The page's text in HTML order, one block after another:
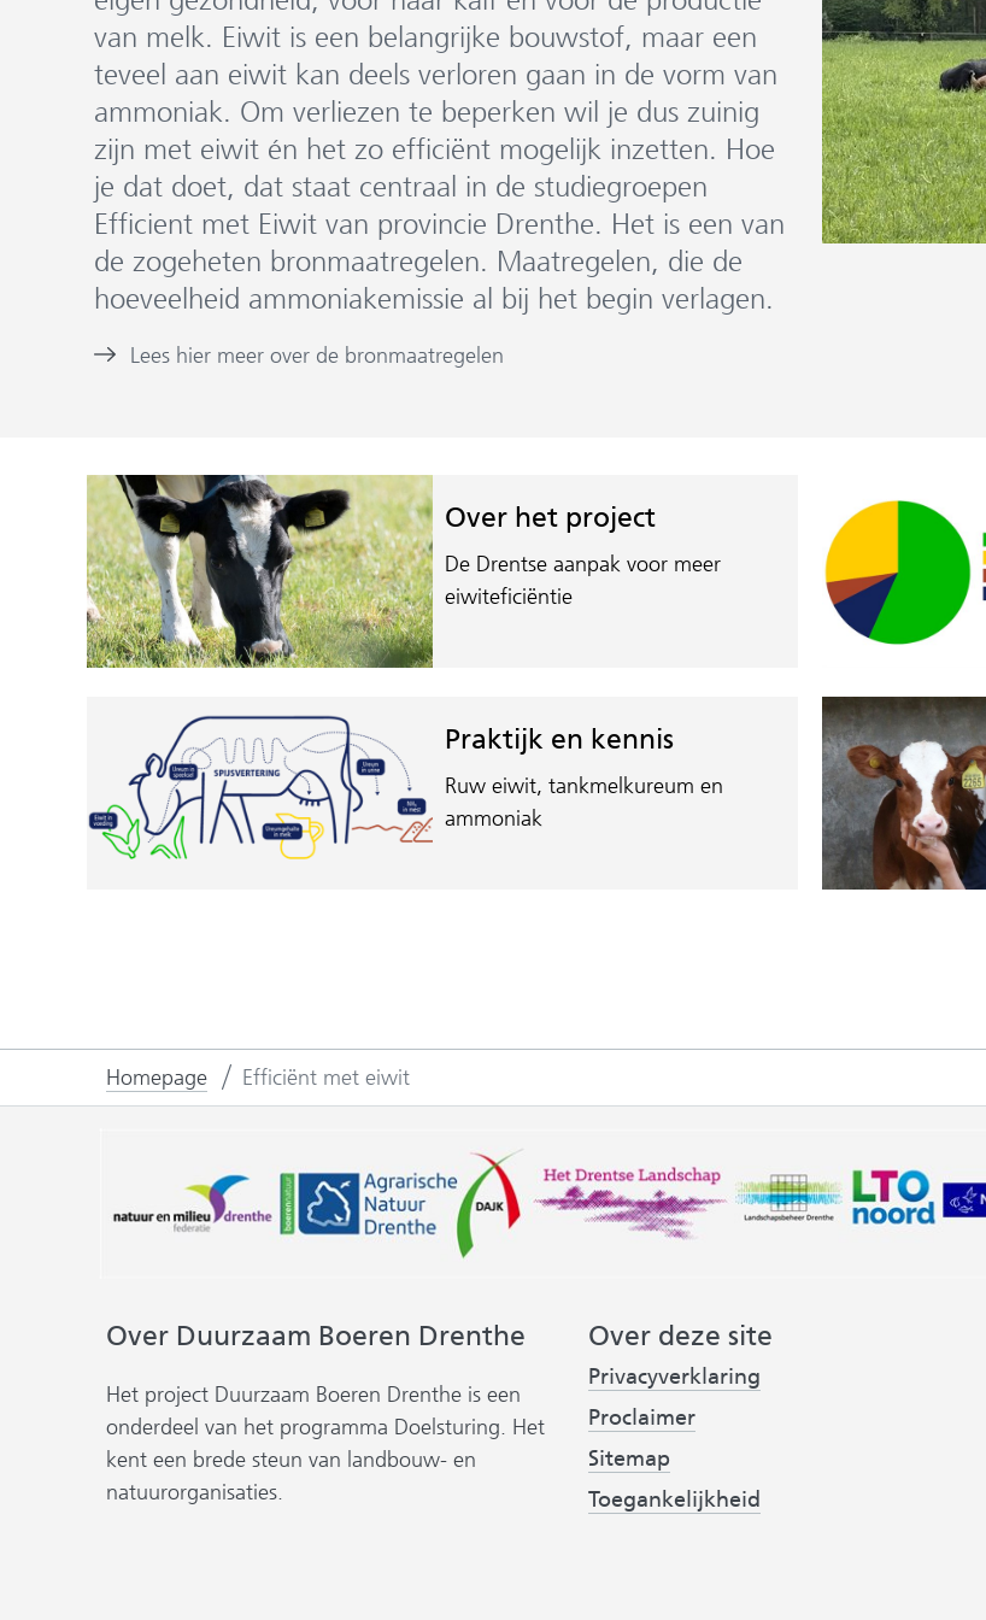
van melk. Eiwit is een belangrijke bouwstof, maar een
teveel aan eiwit kan deels verloren gaan in de vorm van
ammoniak. Om verliezen te beperken wil je dus zuinig
zijn met eiwit én het zo efficiënt mogelijk inzetten. Hoe
je dat doet, dat staat centraal in de studiegroepen
Efficient met Eiwit van provincie Drenthe. Het is een van
de zogeheten bronmaatregelen. Maatregelen, die de
hoeveelheid ammoniakemissie al bij het begin verlagen.
Lees hier meer over de bronmaatregelen
Over het project
De Drentse aanpak voor meer
eiwiteficiëntie
Praktijk en kennis
Ruw eiwit, tankmelkureum en
ammoniak
Homepage Efficiënt met eiwit
Over Duurzaam Boeren Drenthe
Het project Duurzaam Boeren Drenthe is een
onderdeel van het programma Doelsturing. Het
kent een brede steun van landbouw- en
natuurorganisaties.
Over deze site
Privacyverklaring
Proclaimer
Sitemap
Toegankelijkheid